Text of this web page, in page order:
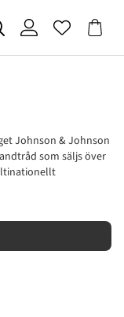
Johnson & Johnson
som säljs över